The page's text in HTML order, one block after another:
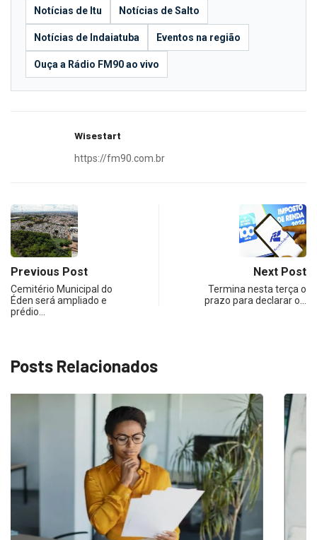
Notícias de Itu Notícias de Salto
Notícias de Indaiatuba Eventos na região
Ouça a Rádio FM90 ao vivo
Wisestart
https://fm90.com.br
Previous Post
Cemitério Municipal do
Éden será ampliado e
prédio…
Next Post
Termina nesta terça o
prazo para declarar o…
Posts Relacionados